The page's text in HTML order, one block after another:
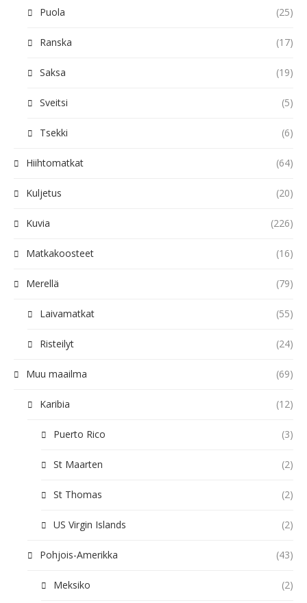
Puola (25)
Ranska (17)
Saksa (19)
Sveitsi (5)
Tsekki (6)
Hiihtomatkat (64)
Kuljetus (20)
Kuvia (226)
Matkakoosteet (16)
Merellä (79)
Laivamatkat (55)
Risteilyt (24)
Muu maailma (69)
Karibia (12)
Puerto Rico (3)
St Maarten (2)
St Thomas (2)
US Virgin Islands (2)
Pohjois-Amerikka (43)
Meksiko (2)